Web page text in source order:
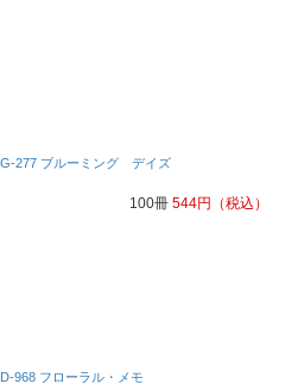
277 ブルーミング デイズ
100冊 544円 （税込）
968 フローラル・メモ